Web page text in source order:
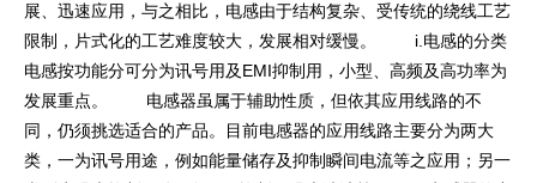
展、迅速应用，与之相比，电感由于结构复杂、受传统的绕线工艺
限制，片式化的工艺难度较大，发展相对缓慢。 i.电感的分类
电感按功能分可分为讯号用及EMI抑制用，小型、高频及高功率为
发展重点。 电感器虽属于辅助性质，但依其应用线路的不
同，仍须挑选适合的产品。目前电感器的应用线路主要分为两大
类，一为讯号用途，例如能量储存及抑制瞬间电流等之应用；另一